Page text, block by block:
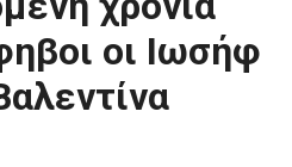
οι Ιωσήφ